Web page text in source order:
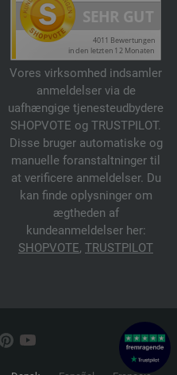
Vores virksomhed indsamler
anmeldelser via de
uafhængige tjenesteudbydere
SHOPVOTE og TRUSTPILOT.
Disse bruger automatiske og
manuelle foranstaltninger til
at verificere anmeldelser. Du
kan finde oplysninger om
ægtheden af
kundeanmeldelser her:
SHOPVOTE, TRUSTPILOT